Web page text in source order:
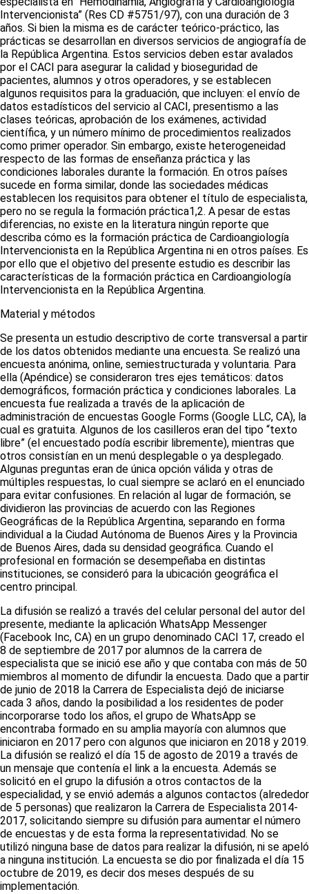
Intervencionista” (Res CD #5751/97), con una duración de 3
años. Si bien la misma es de carácter teórico-práctico, las
prácticas se desarrollan en diversos servicios de angiografía de
la República Argentina. Estos servicios deben estar avalados
por el CACI para asegurar la calidad y bioseguridad de
pacientes, alumnos y otros operadores, y se establecen
algunos requisitos para la graduación, que incluyen: el envío de
datos estadísticos del servicio al CACI, presentismo a las
clases teóricas, aprobación de los exámenes, actividad
científica, y un número mínimo de procedimientos realizados
como primer operador. Sin embargo, existe heterogeneidad
respecto de las formas de enseñanza práctica y las
condiciones laborales durante la formación. En otros países
sucede en forma similar, donde las sociedades médicas
establecen los requisitos para obtener el título de especialista,
pero no se regula la formación práctica1,2. A pesar de estas
diferencias, no existe en la literatura ningún reporte que
describa cómo es la formación práctica de Cardioangiología
Intervencionista en la República Argentina ni en otros países. Es
por ello que el objetivo del presente estudio es describir las
características de la formación práctica en Cardioangiología
Intervencionista en la República Argentina.
Material y métodos
Se presenta un estudio descriptivo de corte transversal a partir
de los datos obtenidos mediante una encuesta. Se realizó una
encuesta anónima, online, semiestructurada y voluntaria. Para
ella (Apéndice) se consideraron tres ejes temáticos: datos
demográficos, formación práctica y condiciones laborales. La
encuesta fue realizada a través de la aplicación de
administración de encuestas Google Forms (Google LLC, CA), la
cual es gratuita. Algunos de los casilleros eran del tipo “texto
libre” (el encuestado podía escribir libremente), mientras que
otros consistían en un menú desplegable o ya desplegado.
Algunas preguntas eran de única opción válida y otras de
múltiples respuestas, lo cual siempre se aclaró en el enunciado
para evitar confusiones. En relación al lugar de formación, se
dividieron las provincias de acuerdo con las Regiones
Geográficas de la República Argentina, separando en forma
individual a la Ciudad Autónoma de Buenos Aires y la Provincia
de Buenos Aires, dada su densidad geográfica. Cuando el
profesional en formación se desempeñaba en distintas
instituciones, se consideró para la ubicación geográfica el
centro principal.
La difusión se realizó a través del celular personal del autor del
presente, mediante la aplicación WhatsApp Messenger
( Facebook Inc, CA) en un grupo denominado CACI 17, creado el
8 de septiembre de 2017 por alumnos de la carrera de
especialista que se inició ese año y que contaba con más de 50
miembros al momento de difundir la encuesta. Dado que a partir
de junio de 2018 la Carrera de Especialista dejó de iniciarse
cada 3 años, dando la posibilidad a los residentes de poder
incorporarse todo los años, el grupo de WhatsApp se
encontraba formado en su amplia mayoría con alumnos que
iniciaron en 2017 pero con algunos que iniciaron en 2018 y 2019.
La difusión se realizó el día 15 de agosto de 2019 a través de
un mensaje que contenía el
link a la encuesta. Además se
solicitó en el grupo la difusión a otros contactos de la
especialidad, y se envió además a algunos contactos (alrededor
de 5 personas) que realizaron la Carrera de Especialista 2014-
2017, solicitando siempre su difusión para aumentar el número
de encuestas y de esta forma la representatividad. No se
utilizó ninguna base de datos para realizar la difusión, ni se apeló
a ninguna institución. La encuesta se dio por finalizada el día 15
octubre de 2019, es decir dos meses después de su
implementación.